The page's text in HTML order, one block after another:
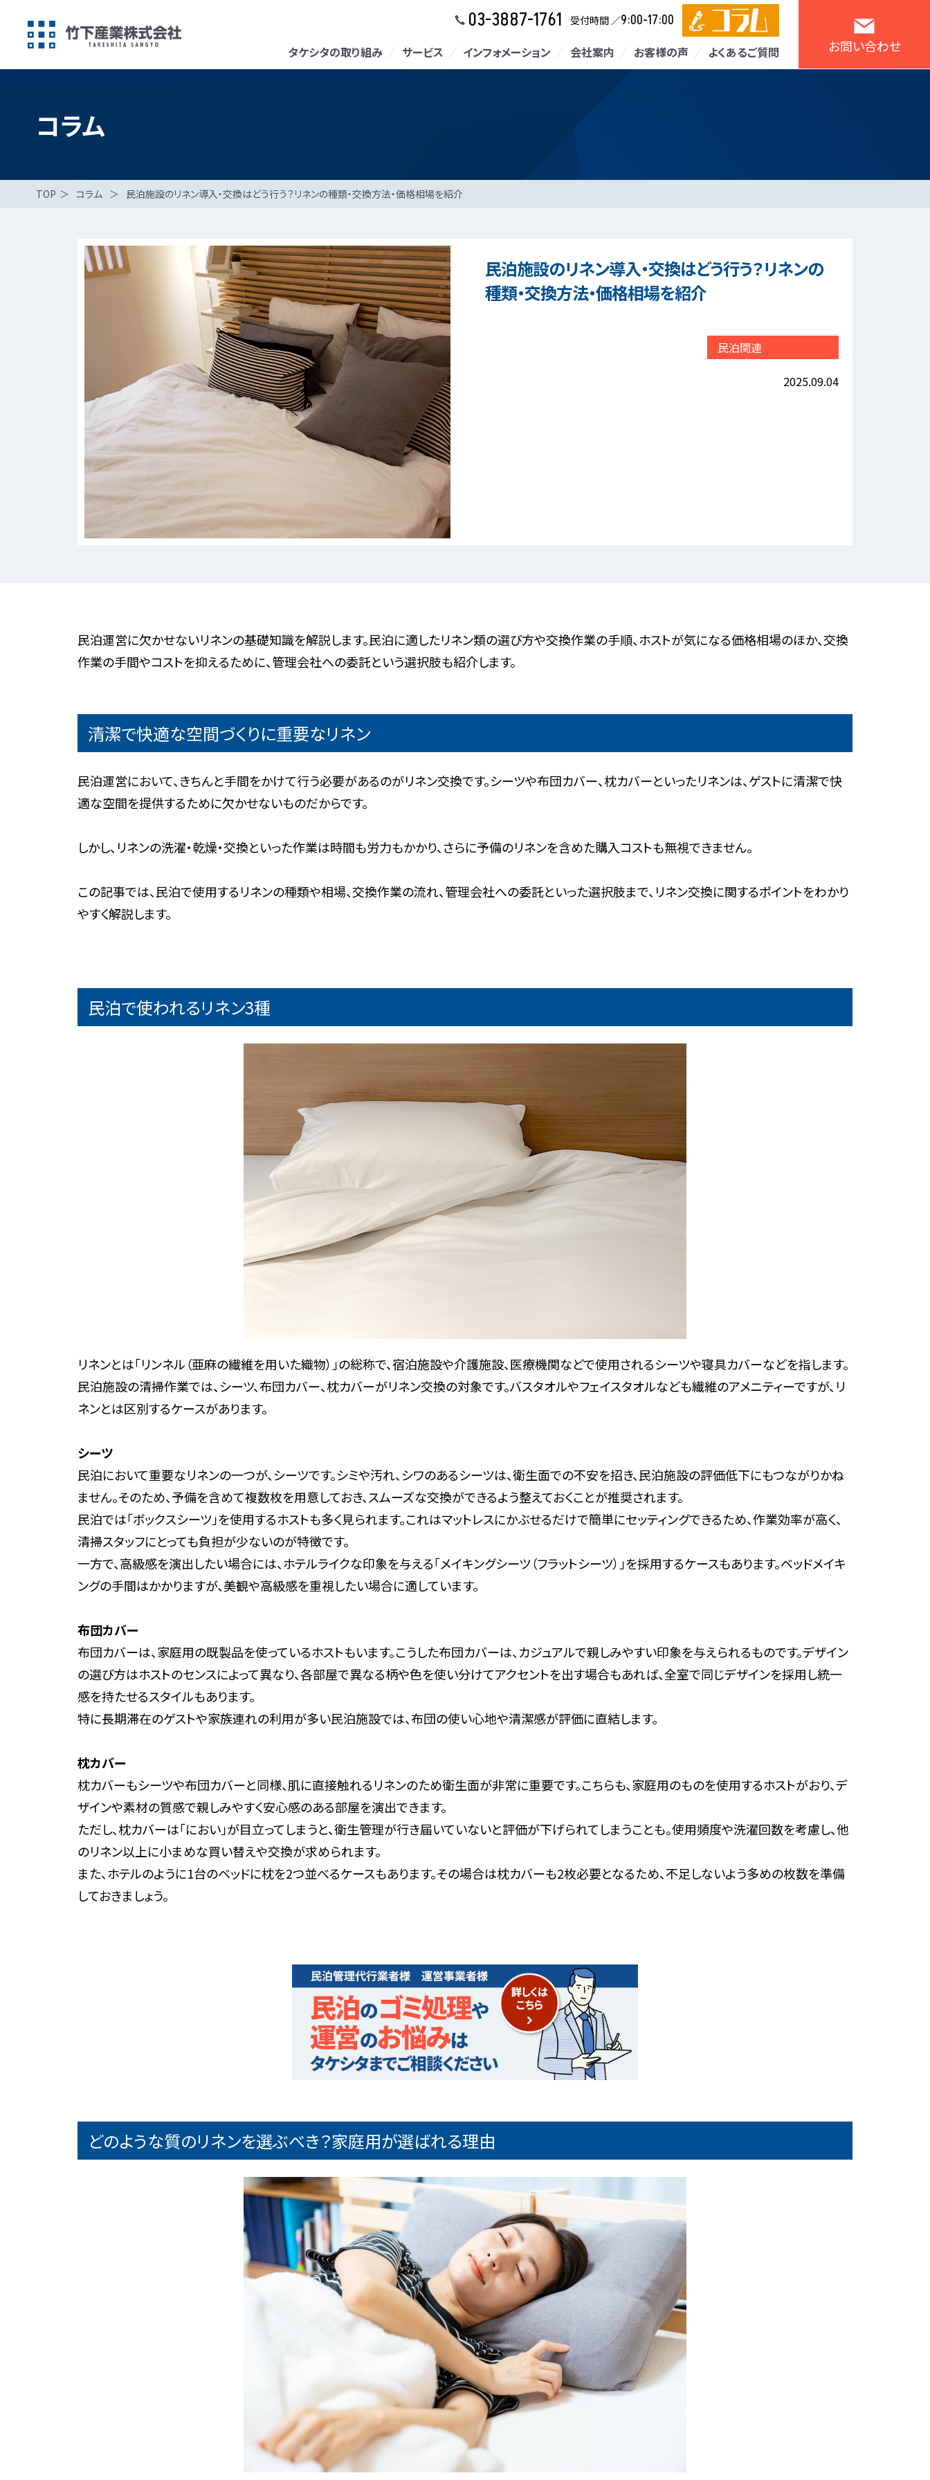
03-3887-1761 受付時間 ／9:00-17:00
タケシタの取り組み サービス インフォメーション 会社案内 お客様の声 よくあるご質問 お問い合わせ
コラム
TOP ＞ コラム ＞ 民泊施設のリネン導入・交換はどう行う？リネンの種類・交換方法・価格相場を紹介
民泊施設のリネン導入・交換はどう行う？リネンの
種類・交換方法・価格相場を紹介
民泊関連
2025.09.04
民泊運営に欠かせないリネンの基礎知識を解説します。民泊に適したリネン類の選び方や交換作業の手順、ホストが気になる価格相場のほか、交換
作業の手間やコストを抑えるために、管理会社への委託という選択肢も紹介します。
清潔で快適な空間づくりに重要なリネン
民泊運営において、きちんと手間をかけて行う必要があるのがリネン交換です。シーツや布団カバー、枕カバーといったリネンは、ゲストに清潔で快
適な空間を提供するために欠かせないものだからです。
しかし、リネンの洗濯・乾燥・交換といった作業は時間も労力もかかり、さらに予備のリネンを含めた購入コストも無視できません。
この記事では、民泊で使用するリネンの種類や相場、交換作業の流れ、管理会社への委託といった選択肢まで、リネン交換に関するポイントをわかり
やすく解説します。
民泊で使われるリネン3種
リネンとは「リンネル（亜麻の繊維を用いた織物）」の総称で、宿泊施設や介護施設、医療機関などで使用されるシーツや寝具カバーなどを指します。
民泊施設の清掃作業では、シーツ、布団カバー、枕カバーがリネン交換の対象です。バスタオルやフェイスタオルなども繊維のアメニティーですが、リ
ネンとは区別するケースがあります。
シーツ
民泊において重要なリネンの一つが、シーツです。シミや汚れ、シワのあるシーツは、衛生面での不安を招き、民泊施設の評価低下にもつながりかね
ません。そのため、予備を含めて複数枚を用意しておき、スムーズな交換ができるよう整えておくことが推奨されます。
民泊では「ボックスシーツ」を使用するホストも多く見られます。これはマットレスにかぶせるだけで簡単にセッティングできるため、作業効率が高く、
清掃スタッフにとっても負担が少ないのが特徴です。
一方で、高級感を演出したい場合には、ホテルライクな印象を与える「メイキングシーツ（フラットシーツ）」を採用するケースもあります。ベッドメイキ
ングの手間はかかりますが、美観や高級感を重視したい場合に適しています。
布団カバー
布団カバーは、家庭用の既製品を使っているホストもいます。こうした布団カバーは、カジュアルで親しみやすい印象を与えられるものです。デザイン
の選び方はホストのセンスによって異なり、各部屋で異なる柄や色を使い分けてアクセントを出す場合もあれば、全室で同じデザインを採用し統一
感を持たせるスタイルもあります。
特に長期滞在のゲストや家族連れの利用が多い民泊施設では、布団の使い心地や清潔感が評価に直結します。
枕カバー
枕カバーもシーツや布団カバーと同様、肌に直接触れるリネンのため衛生面が非常に重要です。こちらも、家庭用のものを使用するホストがおり、デ
ザインや素材の質感で親しみやすく安心感のある部屋を演出できます。
ただし、枕カバーは「におい」が目立ってしまうと、衛生管理が行き届いていないと評価が下げられてしまうことも。使用頻度や洗濯回数を考慮し、他
のリネン以上に小まめな買い替えや交換が求められます。
また、ホテルのように1台のベッドに枕を2つ並べるケースもあります。その場合は枕カバーも2枚必要となるため、不足しないよう多めの枚数を準備
しておきましょう。
どのような質のリネンを選ぶべき？家庭用が選ばれる理由